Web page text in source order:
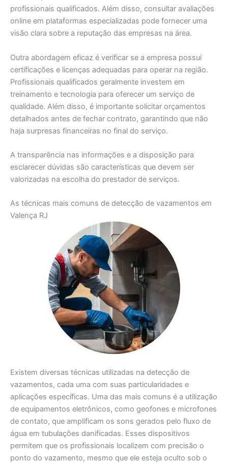
profissionais qualificados. Além disso, consultar avaliações
online em plataformas especializadas pode fornecer uma
visão clara sobre a reputação das empresas na área.
Outra abordagem eficaz é verificar se a empresa possui
certificações e licenças adequadas para operar na região.
Profissionais qualificados geralmente investem em
treinamento e tecnologia para oferecer um serviço de
qualidade. Além disso, é importante solicitar orçamentos
detalhados antes de fechar contrato, garantindo que não
haja surpresas financeiras no final do serviço.
A transparência nas informações e a disposição para
esclarecer dúvidas são características que devem ser
valorizadas na escolha do prestador de serviços.
As técnicas mais comuns de detecção de vazamentos em
Valença RJ
Existem diversas técnicas utilizadas na detecção de
vazamentos, cada uma com suas particularidades e
aplicações específicas. Uma das mais comuns é a utilização
de equipamentos eletrônicos, como geofones e microfones
de contato, que amplificam os sons gerados pelo fluxo de
água em tubulações danificadas. Esses dispositivos
permitem que os profissionais localizem com precisão o
ponto do vazamento, mesmo que ele esteja oculto sob o